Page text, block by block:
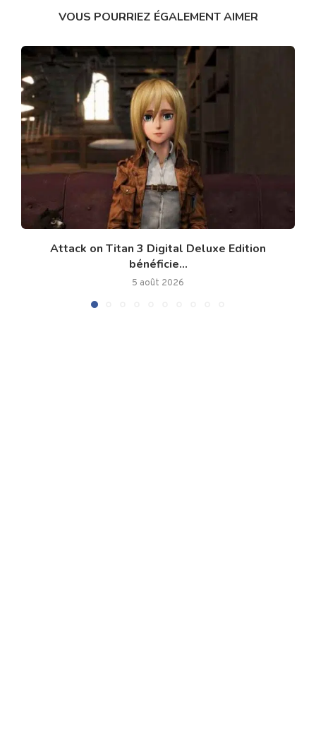
VOUS POURRIEZ ÉGALEMENT AIMER
Attack on Titan 3 Digital Deluxe Edition
bénéficie...
5 août 2026